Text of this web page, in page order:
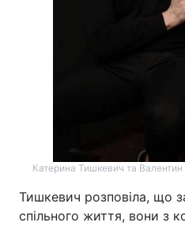
Катерина Тишкевич та
Тишкевич розповіла, що
спільного життя, вони з